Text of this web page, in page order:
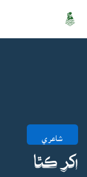
شاعري
اکر ڪٿا